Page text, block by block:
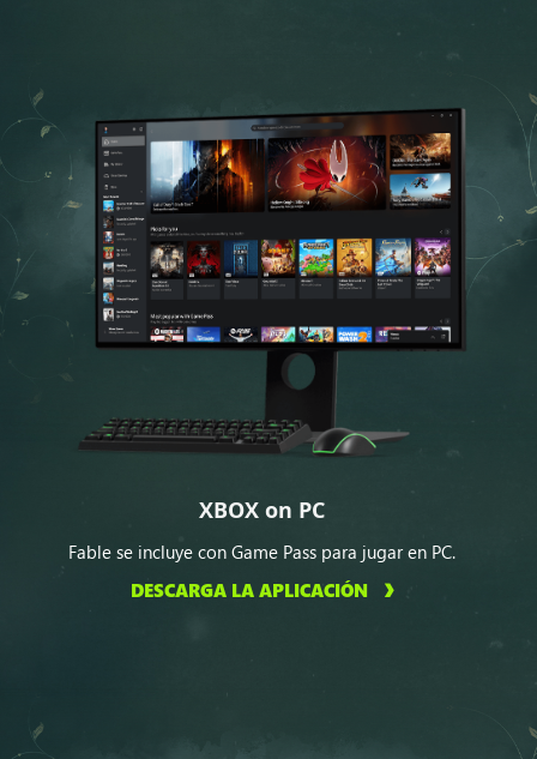
XBOX on PC
Fable se incluye con Game Pass para jugar en PC.
DESCARGA LA APLICACIÓN